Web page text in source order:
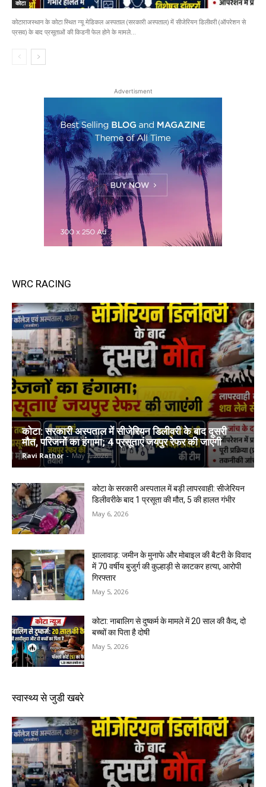
कोटा
कोटाराजस्थान के कोटा स्थित न्यू मेडिकल अस्पताल (सरकारी अस्पताल) में सीजेरियन डिलीवरी (ऑपरेशन से
प्रसव) के बाद प्रसूताओं की किडनी फेल होने के मामले...
Advertisment
WRC RACING
कोटा: सरकारी अस्पताल में सीजेरियन डिलीवरी के बाद दूसरी
मौत, परिजनों का हंगामा; 4 प्रसूताएं जयपुर रेफर की जाएंगी
Ravi Rathor - May 7, 2026
कोटा के सरकारी अस्पताल में बड़ी लापरवाही: सीजेरियन
डिलीवरीके बाद 1 प्रसूता की मौत, 5 की हालत गंभीर
May 6, 2026
झालावाड़: जमीन के मुनाफे और मोबाइल की बैटरी के विवाद
में 70 वर्षीय बुजुर्ग की कुल्हाड़ी से काटकर हत्या, आरोपी
गिरफ्तार
May 5, 2026
कोटा: नाबालिग से दुष्कर्म के मामले में 20 साल की कैद, दो
बच्चों का पिता है दोषी
May 5, 2026
स्वास्थ्य से जुडी खबरे